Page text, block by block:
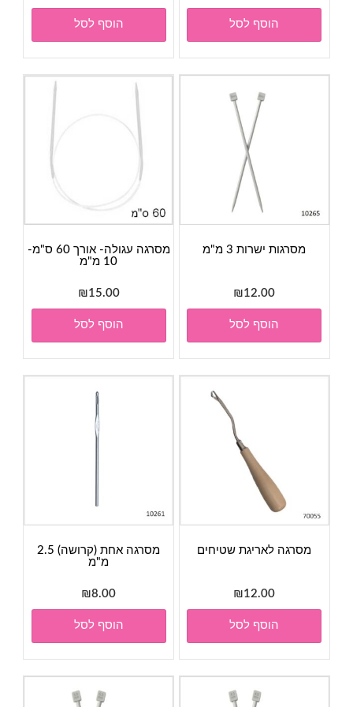
המקורי
היה:
₪9.00.
הנוכחי
₪8.00.
הוסף לסל הוסף לסל
מסרגות ישרות 3 מ"מ
₪12.00
הוסף לסל
מסרגה עגולה- אורך 60 ס"מ-
10 מ"מ
₪15.00
הוסף לסל
מסרגה לאריגת שטיחים
₪12.00
הוסף לסל
מסרגה אחת (קרושה) 2.5
מ"מ
₪8.00
הוסף לסל